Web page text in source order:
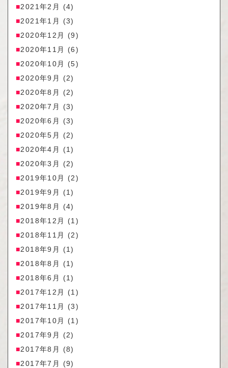
2021年2月
(4)
2021年1月
(3)
2020年12月
(9)
2020年11月
(6)
2020年10月
(5)
2020年9月
(2)
2020年8月
(2)
2020年7月
(3)
2020年6月
(3)
2020年5月
(2)
2020年4月
(1)
2020年3月
(2)
2019年10月
(2)
2019年9月
(1)
2019年8月
(4)
2018年12月
(1)
2018年11月
(2)
2018年9月
(1)
2018年8月
(1)
2018年6月
(1)
2017年12月
(1)
2017年11月
(3)
2017年10月
(1)
2017年9月
(2)
2017年8月
(8)
2017年7月
(9)